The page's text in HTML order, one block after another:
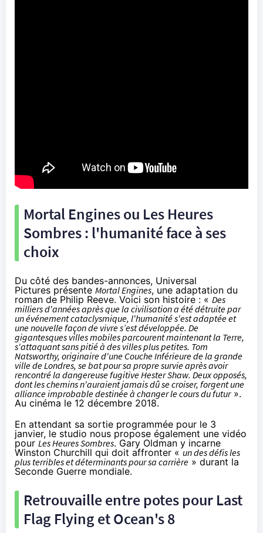
Mortal Engines ou Les Heures
Sombres : l'humanité face à ses
choix
Du côté des bandes-annonces, Universal
Pictures présente Mortal Engines, une adaptation du
roman de Philip Reeve. Voici son histoire : « Des
milliers d'années après que la civilisation a été détruite par
un événement cataclysmique, l'humanité s'est adaptée et
une nouvelle façon de vivre s’est développée. De
gigantesques villes mobiles parcourent maintenant la Terre,
s'attaquant sans pitié à des villes plus petites. Tom
Natsworthy, originaire d'une Couche Inférieure de la grande
ville de Londres, se bat pour sa propre survie après avoir
rencontré la dangereuse fugitive Hester Shaw. Deux opposés,
dont les chemins n'auraient jamais dû se croiser, forgent une
alliance improbable destinée à changer le cours du futur».
Au cinéma le 12 décembre 2018.
En attendant sa sortie programmée pour le 3
janvier, le studio nous propose également une vidéo
pour Les Heures Sombres. Gary Oldman y incarne
Winston Churchill qui doit affronter «un des défis les
plus terribles et déterminants pour sa carrière » durant la
Seconde Guerre mondiale.
Retrouvaille entre potes pour Last
Flag Flying et Ocean's 8